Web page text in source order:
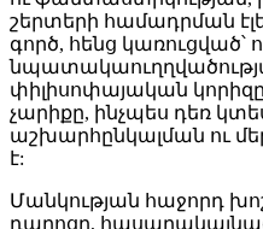
շերտերի համադրման
գործ, հենց
փիլիսոփայական
չարիքը, ինչպես դեռ
աշխարհընկալման ու
է:
Մանկության հաջորդ
դպրոցը,